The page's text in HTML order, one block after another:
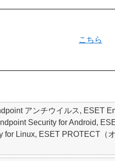
こちら
アンチウイルス, ESET
Security for Android,
for Linux, ESET PROTECT（